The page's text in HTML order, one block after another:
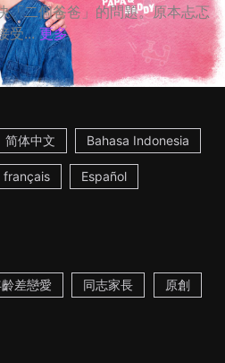
「二個爸爸」的問題。原本忐忑
受... 更多
简体中文 Bahasa Indonesia
français Español
差戀愛 同志家長 原創